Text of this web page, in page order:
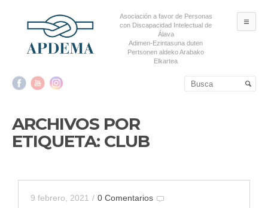
Asociación a favor de Personas
con Discapacidad Intelectual de
Álava
Adimen-Ezintasuna duten
Pertsonen aldeko Arabako
Elkartea
secundario
ARCHIVOS POR
ETIQUETA: CLUB
9 febrero, 2021 / 0 Comentarios